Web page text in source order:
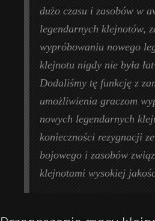
dużo czasu i zasobów w
legendarnych klejnotów,
wypróbowaniu nowego
klejnotu nigdy nie była
Dodaliśmy tę funkcję z
umożliwienia graczom
nowych legendarnych
konieczności rezygnacji
bojowego i zasobów
klejnotami wysokiej